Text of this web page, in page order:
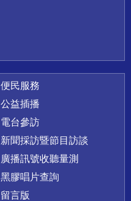
便民服務
公益插播
電台參訪
新聞採訪暨節目訪談
廣播訊號收聽量測
黑膠唱片查詢
留言版